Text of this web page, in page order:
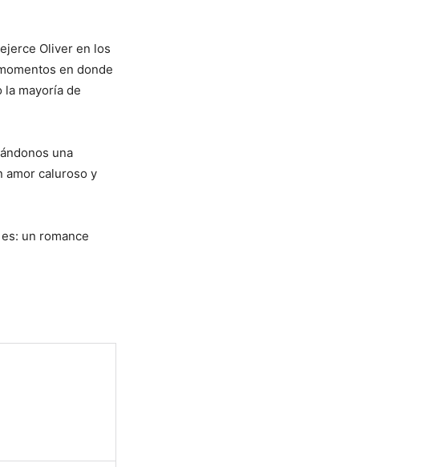
Oliver en los
en donde
mayoría de
una
amor caluroso y
un romance